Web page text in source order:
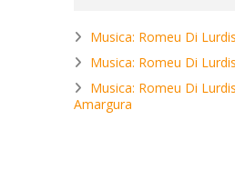
Musica: Romeu Di
Musica: Romeu Di
Musica: Romeu Di
Amargura